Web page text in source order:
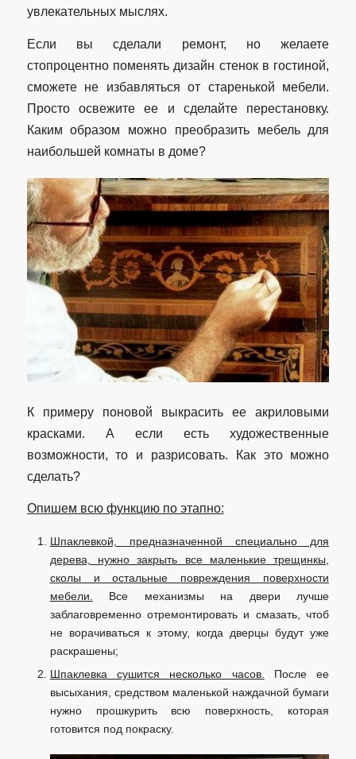
увлекательных мыслях.
Если вы сделали ремонт, но желаете
стопроцентно поменять дизайн стенок в гостиной,
сможете не избавляться от старенькой мебели.
Просто освежите ее и сделайте перестановку.
Каким образом можно преобразить мебель для
наибольшей комнаты в доме?
К примеру поновой выкрасить ее акриловыми
красками. А если есть художественные
возможности, то и разрисовать. Как это можно
сделать?
Опишем всю функцию по этапно:
Шпаклевкой, предназначенной специально для
дерева, нужно закрыть все маленькие трещинкы,
сколы и остальные повреждения поверхности
мебели.
Все механизмы на двери лучше
заблаговременно отремонтировать и смазать, чтоб
не ворачиваться к этому, когда дверцы будут уже
раскрашены;
Шпаклевка сушится несколько часов.
После ее
высыхания, средством маленькой наждачной бумаги
нужно прошкурить всю поверхность, которая
готовится под покраску.